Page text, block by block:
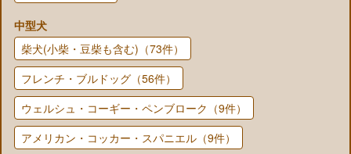
中型犬
柴犬(小柴・豆柴も含む)（73件）
フレンチ・ブルドッグ（56件）
ウェルシュ・コーギー・ペンブローク（9件）
アメリカン・コッカー・スパニエル（9件）